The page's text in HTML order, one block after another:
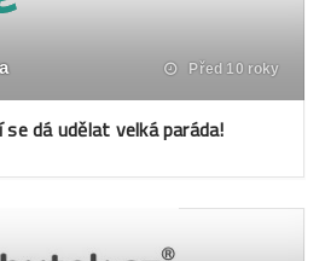
Před 10 roky
dá udělat velká paráda!